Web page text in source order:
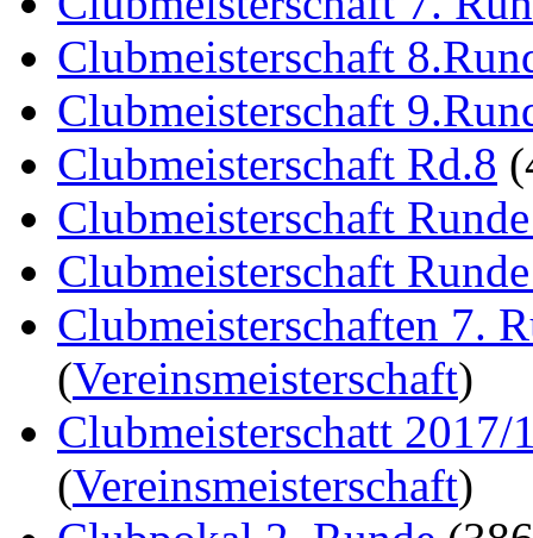
Clubmeisterschaft
Clubmeisterschaft
Clubmeisterschaft Rd.8
Clubmeisterschaft
Clubmeisterschaft
Clubmeisterschaften 7.
(Vereinsmeisterschaft)
Clubmeisterschatt 2017/
(Vereinsmeisterschaft)